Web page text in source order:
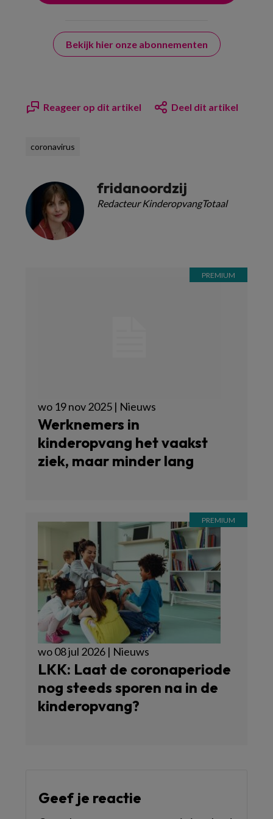
Bekijk hier onze abonnementen
Reageer op dit artikel Deel dit artikel
coronavirus
fridanoordzij
Redacteur KinderopvangTotaal
wo 19 nov 2025 | Nieuws
Werknemers in
kinderopvang het vaakst
ziek, maar minder lang
wo 08 jul 2026 | Nieuws
LKK: Laat de coronaperiode
nog steeds sporen na in de
kinderopvang?
Geef je reactie